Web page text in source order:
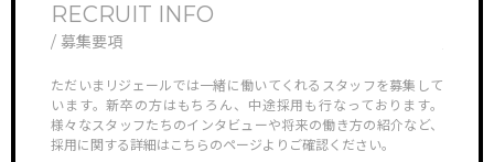
RECRUIT INFO
/ 募集要項
ただいまリジェールでは一緒に働いてくれるスタッフを募集して
います。新卒の方はもちろん、中途採用も行なっております。
様々なスタッフたちのインタビューや将来の働き方の紹介など、
採用に関する詳細はこちらのページよりご確認ください。